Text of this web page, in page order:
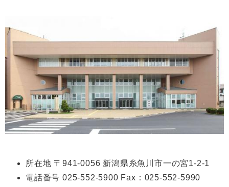
所在地 〒941-0056 新潟県糸魚川市一の宮1-2-1
電話番号 025-552-5900 Fax：025-552-5990